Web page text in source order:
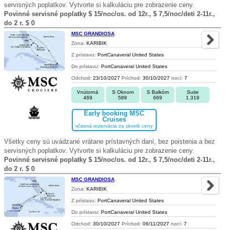
servisných poplatkov. Vytvorte si kalkuláciu pre zobrazenie ceny.
Povinné servisné poplatky $ 15/noc/os. od 12r., $ 7,5/noc/deti 2-11r.,
do 2 r. $ 0
MSC GRANDIOSA
Zona: KARIBIK
Z prístavu: PortCanaveral United States
Do prístavu: PortCanaveral United States
Odchod: 23/10/2027 Príchod: 30/10/2027 nocí: 7
Vnútorná
469
S Oknom
589
S Balkóm
669
Suite
1.319
Early booking MSC
Cruises
včasná rezervácia za skvelé ceny
Všetky ceny sú uvádzané vrátane prístavných daní, bez poistenia a bez
servisných poplatkov. Vytvorte si kalkuláciu pre zobrazenie ceny.
Povinné servisné poplatky $ 15/noc/os. od 12r., $ 7,5/noc/deti 2-11r.,
do 2 r. $ 0
MSC GRANDIOSA
Zona: KARIBIK
Z prístavu: PortCanaveral United States
Do prístavu: PortCanaveral United States
Odchod: 30/10/2027 Príchod: 06/11/2027 nocí: 7